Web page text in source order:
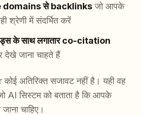
से backlinksजो आपके
श्रेणी में संदर्भित करें
के साथ लगातार co-citation
जाना चाहते हैं
अतिरिक्त सजावट नहीं है। यही वह
AI सिस्टम को बताता है कि आपके
चाहिए।